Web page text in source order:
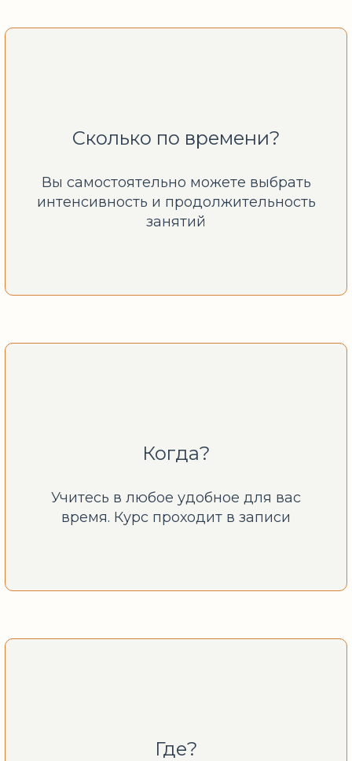
Сколько по времени?
Вы самостоятельно можете выбрать
интенсивность и продолжительность
занятий
Когда?
Учитесь в любое удобное для вас
время. Курс проходит в записи
Где?